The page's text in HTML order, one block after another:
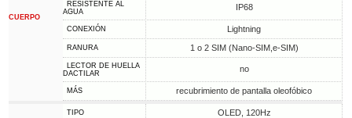
CUERPO
RESISTENTE AL
AGUA
IP68
CONEXIÓN Lightning
RANURA 1 o 2 SIM (Nano-SIM,e-SIM)
LECTOR DE HUELLA
DACTILAR
no
MÁS recubrimiento de pantalla oleofóbico
TIPO OLED, 120Hz